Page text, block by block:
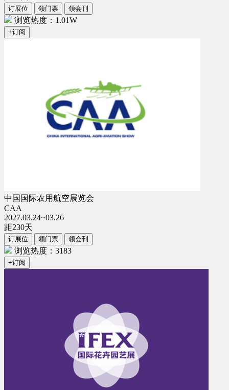
订展位 领门票 领会刊
浏览热度：1.01W
+订阅
中国国际农用航空展览会
CAA
2027.03.24~03.26
距230天
订展位 领门票 领会刊
浏览热度：3183
+订阅